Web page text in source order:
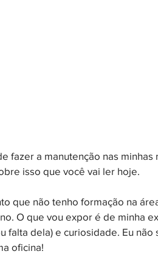
fazer a manutenção nas minhas
isso que você vai ler hoje.
que não tenho formação na
O que vou expor é de minha
falta dela) e curiosidade. Eu não
oficina!